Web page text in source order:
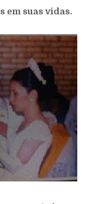
em suas vidas.